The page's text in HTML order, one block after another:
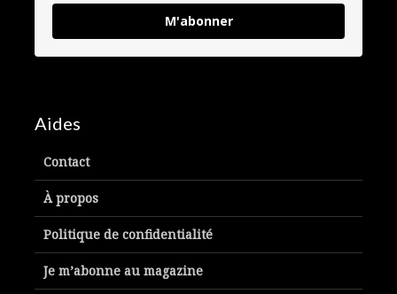
M'abonner
Aides
Contact
À propos
Politique de confidentialité
Je m’abonne au magazine